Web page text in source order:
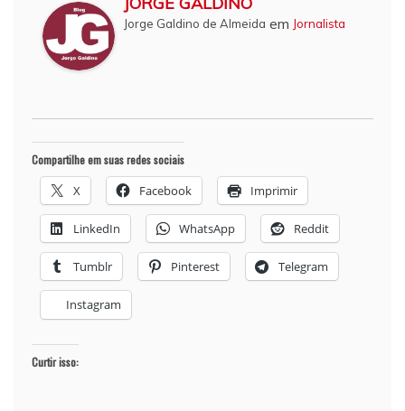
Jorge Galdino de Almeida em Jornalista
Compartilhe em suas redes sociais
X Facebook Imprimir
LinkedIn WhatsApp Reddit
Tumblr Pinterest Telegram
Instagram
Curtir isso: